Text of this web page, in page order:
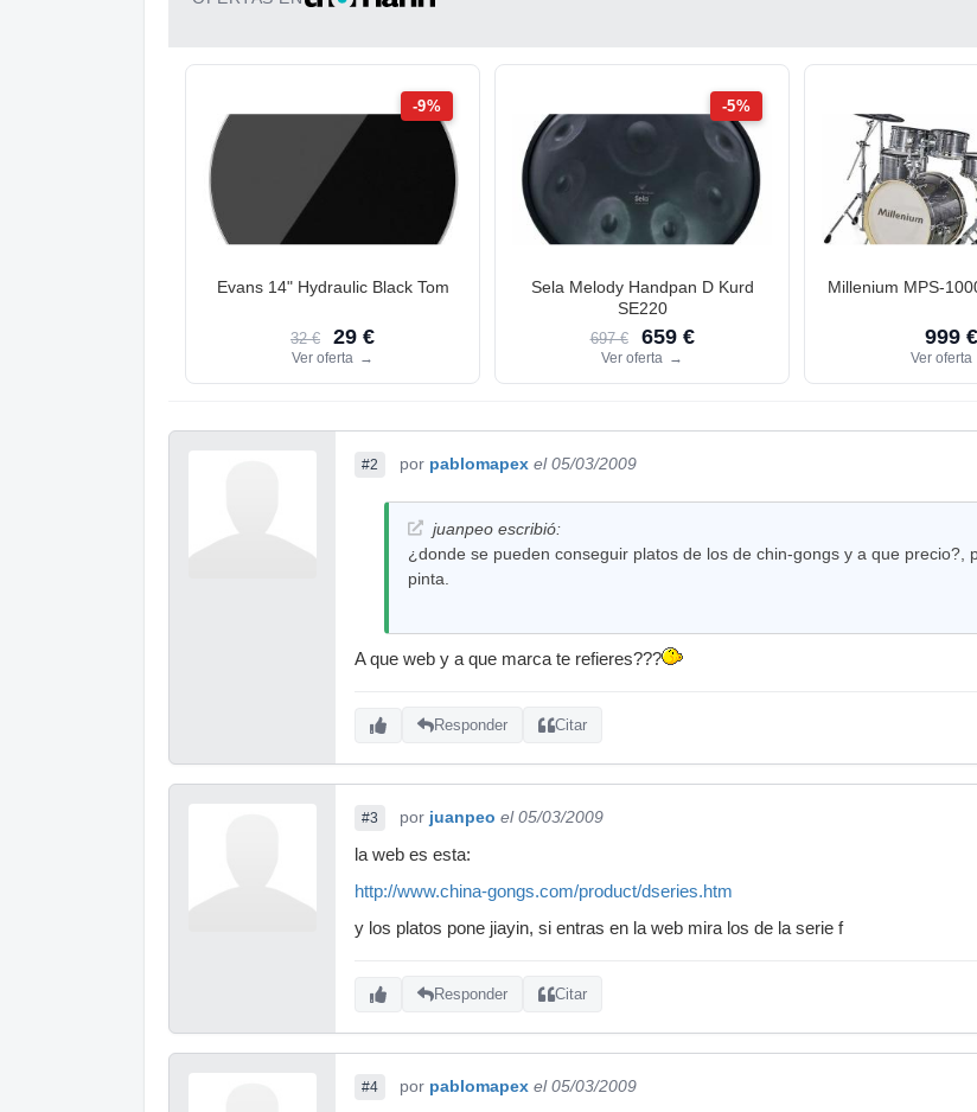
-9%
Evans 14" Hydraulic Black Tom
32 € 29 €
Ver oferta →
-5%
Sela Melody Handpan D Kurd
SE220
697 € 659 €
Ver oferta →
Millenium MPS-
999 €
Ver oferta
#2 por pablomapex el 05/03/2009
juanpeo escribió:
¿donde se pueden conseguir platos de los de chin-gongs y a que precio?,
pinta.
A que web y a que marca te refieres???
Responder Citar
#3 por juanpeo el 05/03/2009
la web es esta:
http://www.china-gongs.com/product/dseries.htm
y los platos pone jiayin, si entras en la web mira los de la serie f
Responder Citar
#4 por pablomapex el 05/03/2009